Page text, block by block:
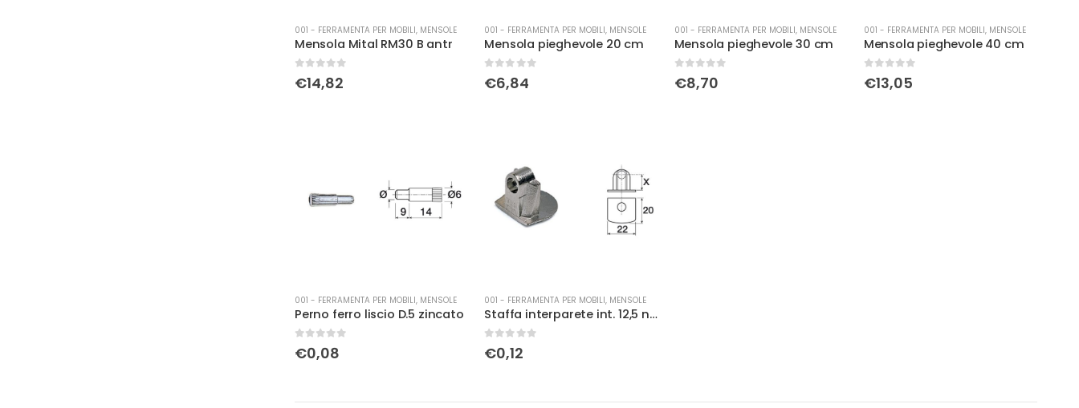
001 - FERRAMENTA PER MOBILI, MENSOLE
Mensola Mital RM30 B antr
Su 5
€14,82
001 - FERRAMENTA PER MOBILI, MENSOLE
Mensola pieghevole 20 cm
Su 5
€6,84
001 - FERRAMENTA PER MOBILI, MENSOLE
Mensola pieghevole 30 cm
Su 5
€8,70
001 - FERRAMENTA PER MOBILI, MENSOLE
Mensola pieghevole 40 cm
Su 5
€13,05
001 - FERRAMENTA PER MOBILI, MENSOLE
Perno ferro liscio D.5 zincato
Su 5
€0,08
001 - FERRAMENTA PER MOBILI, MENSOLE
Staffa interparete int. 12,5 nichel sp.25
Su 5
€0,12